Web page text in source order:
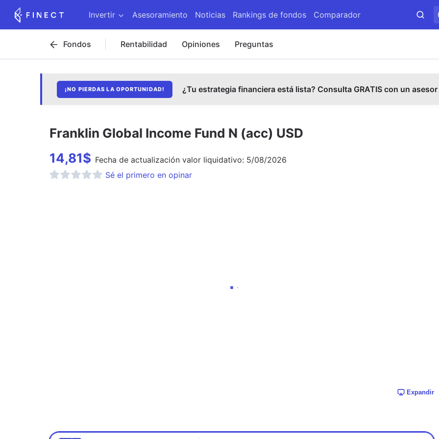
Invertir Asesoramiento Noticias Rankings de fondos Comparador
Fondos Rentabilidad Opiniones Preguntas
¡NO PIERDAS LA OPORTUNIDAD! ¿Tu estrategia financiera está lista? Consulta GRATIS con un
Franklin Global Income Fund N (acc) USD
14,81$ Fecha de actualización valor liquidativo: 5/08/2026
Sé el primero en opinar
Expandir